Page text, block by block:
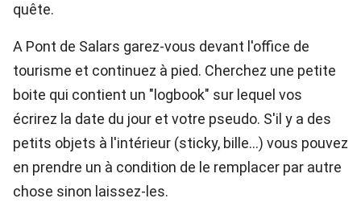
quête.
A Pont de Salars garez-vous devant l'office de
tourisme et continuez à pied. Cherchez une petite
boite qui contient un "logbook" sur lequel vos
écrirez la date du jour et votre pseudo. S'il y a des
petits objets à l'intérieur (sticky, bille...) vous pouvez
en prendre un à condition de le remplacer par autre
chose sinon laissez-les.